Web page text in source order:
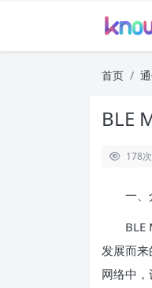
首页
BLE
178
一、
BLE
发展而
网络中